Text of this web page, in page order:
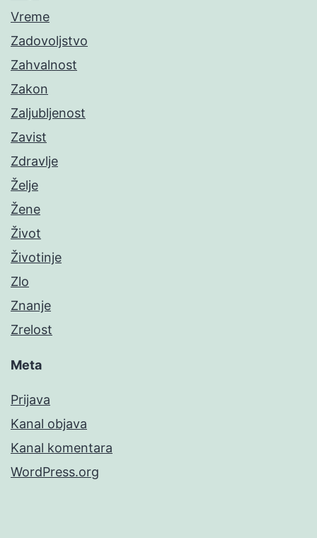
Vreme
Zadovoljstvo
Zahvalnost
Zakon
Zaljubljenost
Zavist
Zdravlje
Želje
Žene
Život
Životinje
Zlo
Znanje
Zrelost
Meta
Prijava
Kanal objava
Kanal komentara
WordPress.org